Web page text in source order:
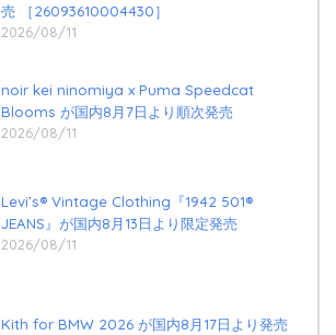
売 ［26093610004430］
2026/08/11
noir kei ninomiya x Puma Speedcat
⁠Blooms が国内8月7日より順次発売
2026/08/11
Levi’s® Vintage Clothing『1942 501®
JEANS』が国内8月13日より限定発売
2026/08/11
Kith for BMW 2026 が国内8月17日より発売